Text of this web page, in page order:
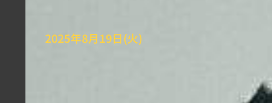
2025年8月19日(火)